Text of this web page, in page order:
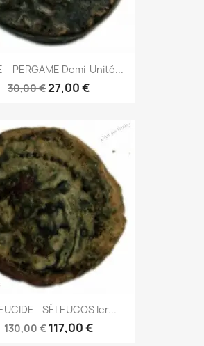
– PERGAME Demi-Unité...
30,00 €27,00 €
- SÉLEUCOS Ier...
130,00 € 117,00 €